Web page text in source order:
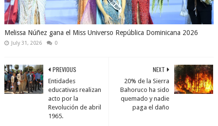
Melissa Núñez gana el Miss Universo República Dominicana 2026
July 31, 2026 0
NEXT
20% de la Sierra
Bahoruco ha sido
quemado y nadie
paga el daño
PREVIOUS
Entidades
educativas realizan
acto por la
Revolución de abril
1965.